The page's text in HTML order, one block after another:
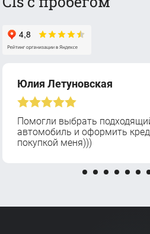
Юлия Летуновская
Помогли выбрать
автомобиль и оформить
покупкой меня)))